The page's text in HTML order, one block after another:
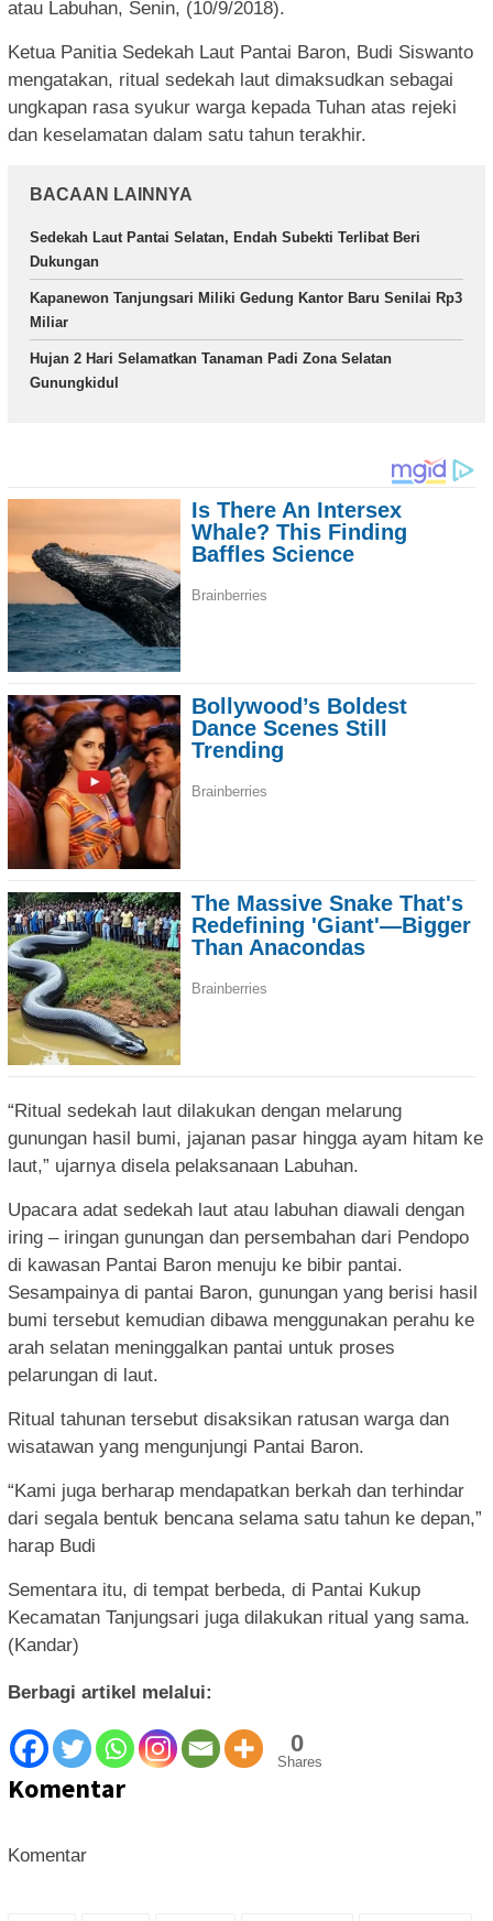
atau Labuhan, Senin, (10/9/2018).
Ketua Panitia Sedekah Laut Pantai Baron, Budi Siswanto
mengatakan, ritual sedekah laut dimaksudkan sebagai
ungkapan rasa syukur warga kepada Tuhan atas rejeki
dan keselamatan dalam satu tahun terakhir.
BACAAN LAINNYA
Sedekah Laut Pantai Selatan, Endah Subekti Terlibat Beri
Dukungan
Kapanewon Tanjungsari Miliki Gedung Kantor Baru Senilai Rp3
Miliar
Hujan 2 Hari Selamatkan Tanaman Padi Zona Selatan
Gunungkidul
“Ritual sedekah laut dilakukan dengan melarung
gunungan hasil bumi, jajanan pasar hingga ayam hitam ke
laut,” ujarnya disela pelaksanaan Labuhan.
Upacara adat sedekah laut atau labuhan diawali dengan
iring – iringan gunungan dan persembahan dari Pendopo
di kawasan Pantai Baron menuju ke bibir pantai.
Sesampainya di pantai Baron, gunungan yang berisi hasil
bumi tersebut kemudian dibawa menggunakan perahu ke
arah selatan meninggalkan pantai untuk proses
pelarungan di laut.
Ritual tahunan tersebut disaksikan ratusan warga dan
wisatawan yang mengunjungi Pantai Baron.
“Kami juga berharap mendapatkan berkah dan terhindar
dari segala bentuk bencana selama satu tahun ke depan,”
harap Budi
Sementara itu, di tempat berbeda, di Pantai Kukup
Kecamatan Tanjungsari juga dilakukan ritual yang sama.
(Kandar)
Berbagi artikel melalui:
0
Shares
Komentar
Komentar